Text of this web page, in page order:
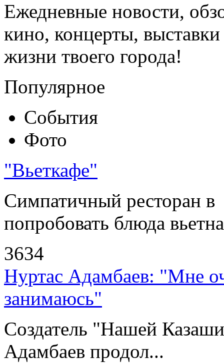
Ежедневные новости,
кино, концерты,
жизни твоего города!
Популярное
События
Фото
"Вьеткафе"
Симпатичный ресторан
попробовать блюда
3634
Нуртас Адамбаев: "Мне
занимаюсь"
Создатель "Нашей
Адамбаев продол...